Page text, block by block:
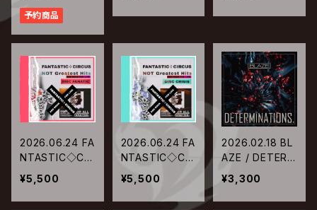
予約商品
2026.06.24 FA
NTASTIC◇CIR
CUS / Not Gre
atest Hits ADD
TO ROCK FOR
¥5,500
2026.06.24 FA
NTASTIC◇CIR
CUS / Not Gre
atest Hits ADD
TO ROCK FOR
¥5,500
2026.02.18 BL
AZE / DETERM
INATIONS.
¥3,300